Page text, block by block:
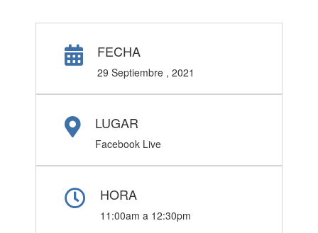
FECHA
29 Septiembre , 2021
LUGAR
Facebook Live
HORA
11:00am a 12:30pm